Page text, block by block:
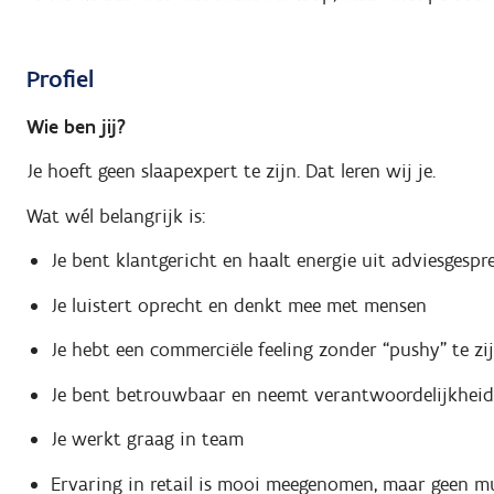
Profiel
Wie ben jij?
Je hoeft geen slaapexpert te zijn. Dat leren wij je.
Wat wél belangrijk is:
Je bent klantgericht en haalt energie uit
Je luistert oprecht en denkt mee met mensen
Je hebt een commerciële feeling zonder “pushy” te
Je bent betrouwbaar en neemt verantwoordelijkheid
Je werkt graag in team
Ervaring in retail is mooi meegenomen, maar geen